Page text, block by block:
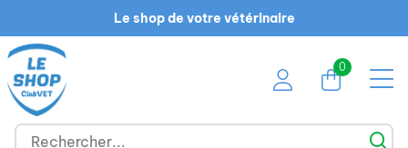
Le shop de votre vétérinaire
0